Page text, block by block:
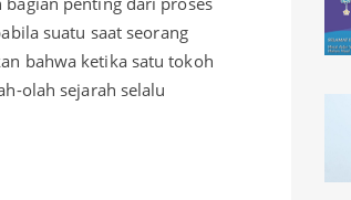
suatu saat seorang
bahwa ketika satu tokoh
olah sejarah selalu